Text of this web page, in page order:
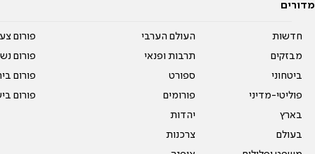
מדורים
חדשות
מבזקים
ביטחוני
פוליטי-מדיני
בארץ
בעולם
העולם הערבי
תרבות ופנאי
ספורט
פורומים
יהדות
צרכנות
פורום
פורום
פורום
פורום